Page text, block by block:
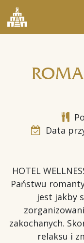
Data
HOTEL
Państwu
jest jakby
zakochanych.
relaksu i